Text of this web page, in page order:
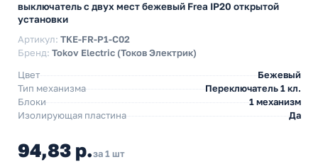
выключатель с двух мест бежевый Frea IP20 открытой
установки
Артикул: TKE-FR-P1-C02
Бренд: Tokov Electric (Токов Электрик)
Цвет
Бежевый
Тип механизма
Переключатель 1 кл.
Блоки
1 механизм
Изолирующая пластина
Да
94,83 р.за 1 шт